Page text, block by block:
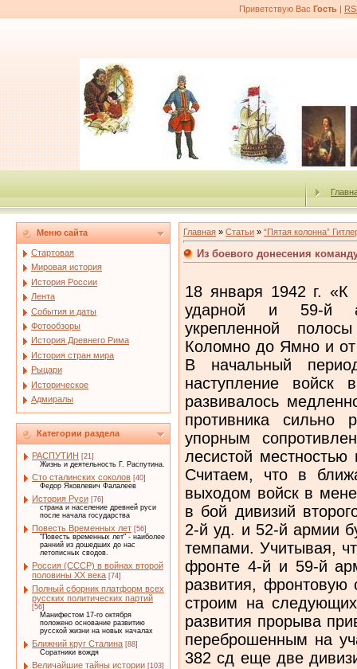
Приветствую Вас Гость |
Меню сайта
Стартовая
Мировая история
История России
Лента
События и даты
Фотообзоры
История Древнего Рима
История стран мира
Рыцари
Историческое
Адмиралы
Категории раздела
РАСПУТИН [21]
Жизнь и деятельность Г. Распутина.
Сто сталинских соколов [40]
Федор Яковлевич Фалалеев
История Руси [76]
страна и население древней руси
после начала государства
Повесть Временных лет [56]
"Повесть временных лет" - наиболее
ранний из дошедших до нас
летописных сводов.
Россия (СССР) в войнах второй
половины XX века [74]
Полный сборник платформ всех
русских политических партий
[56]
Манифестом 17-го октября
положено основание развитию
русской жизни на новых началах
Ближний круг Сталина [88]
Соратники вождя
Величайшие тайны истории [103]
Главная » Статьи » “Пятая колонна”
Из боевого донесения
18 января 1942 г.
ударной и 59-й
укрепленной
Коломно до Ямно и от
В начальный
наступление войск
развивалось
противника сильно
упорным
лесистой
Считаем, что в
выходом войск в
в бой дивизий
2-й уд. и 52-й армии
темпами. Учитывая,
фронте 4-й и 59-й
развития,
строим на
развития прорыва
переброшенным на
382 сд еще две